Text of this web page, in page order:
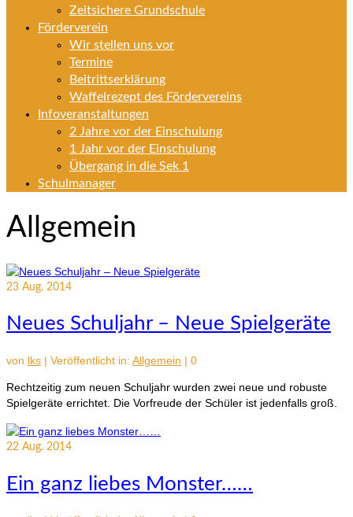
Zeitsichere Grundschule
Förderverein
Wir stellen uns vor
Termine
Beitrittserklärung
Waffelrezept des Fördervereins
Infoveranstaltungen
2 Jahre vor der Einschulung
1 Jahr vor der Einschulung
Übergang in die Sek 1
Schulmanager
Allgemein
23 Aug. 2014
Neues Schuljahr – Neue Spielgeräte
von lks | Veröffentlicht in: Allgemein | 0
Rechtzeitig zum neuen Schuljahr wurden zwei neue und robuste
Spielgeräte errichtet. Die Vorfreude der Schüler ist jedenfalls groß.
22 Aug. 2014
Ein ganz liebes Monster……